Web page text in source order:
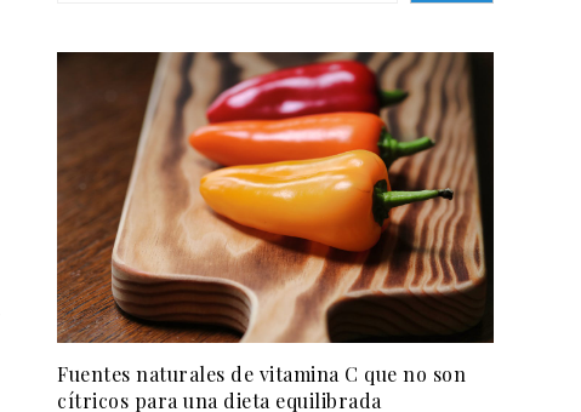
Fuentes naturales de vitamina C que no son
cítricos para una dieta equilibrada